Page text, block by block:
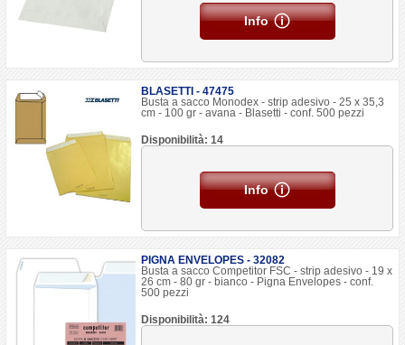
Info
BLASETTI - 47475
Busta a sacco Monodex - strip adesivo - 25 x 35,3
cm - 100 gr - avana - Blasetti - conf. 500 pezzi
Disponibilità: 14
Info
PIGNA ENVELOPES - 32082
Busta a sacco Competitor FSC - strip adesivo - 19 x
26 cm - 80 gr - bianco - Pigna Envelopes - conf.
500 pezzi
Disponibilità: 124